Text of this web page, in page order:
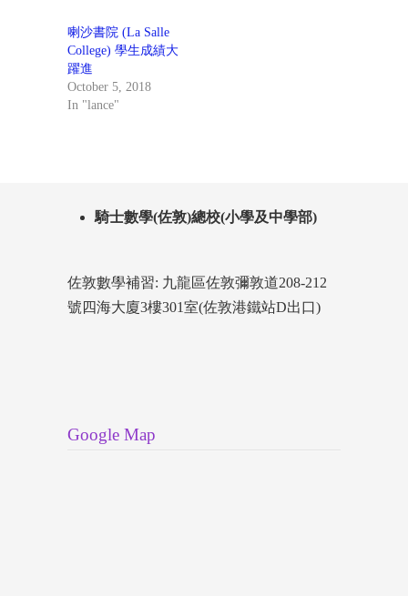
喇沙書院 (La Salle
College) 學生成績大
躍進
October 5, 2018
In "lance"
騎士數學(佐敦)總校(小學及中學部)
佐敦數學補習: 九龍區佐敦彌敦道208-212
號四海大廈3樓301室(佐敦港鐵站D出口)
Google Map